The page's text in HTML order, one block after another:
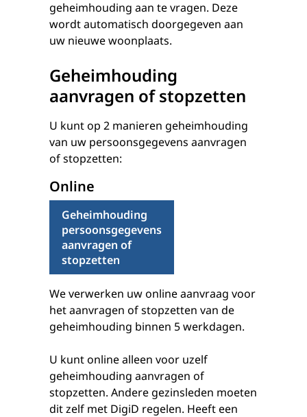
geheimhouding aan te vragen. Deze
wordt automatisch doorgegeven aan
uw nieuwe woonplaats.
Geheimhouding
aanvragen of stopzetten
U kunt op 2 manieren geheimhouding
van uw persoonsgegevens aanvragen
of stopzetten:
Online
Geheimhouding
persoonsgegevens
aanvragen of
stopzetten
We verwerken uw online aanvraag voor
het aanvragen of stopzetten van de
geheimhouding binnen 5 werkdagen.
U kunt online alleen voor uzelf
geheimhouding aanvragen of
stopzetten. Andere gezinsleden moeten
dit zelf met DigiD regelen. Heeft een